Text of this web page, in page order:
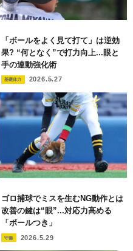
「ボールをよく見て打て」は逆効
果? “何となく”で打力向上...眼と
手の連動強化術
基礎体力 2026.5.27
ゴロ捕球でミスを生むNG動作とは
改善の鍵は“眼”...対応力高める
「ボールつき」
守備 2026.5.29